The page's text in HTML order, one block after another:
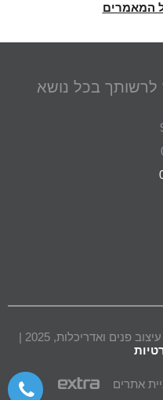
המאמרים
בכל נושא
פנים ואדריכלות, 2025 |
אתרים